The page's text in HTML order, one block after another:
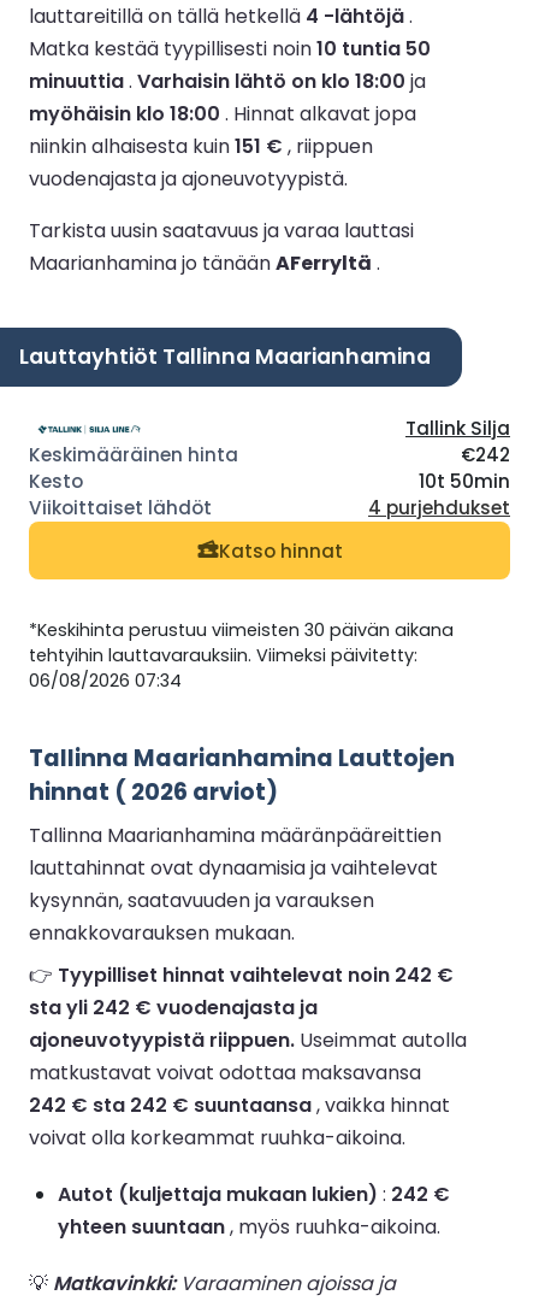
lauttareitillä on tällä hetkellä 4 -lähtöjä.
Matka kestää tyypillisesti noin10 tuntia 50
minuuttia. Varhaisin lähtö on klo 18:00 ja
myöhäisin klo 18:00 . Hinnat alkavat jopa
niinkin alhaisesta kuin151 € , riippuen
vuodenajasta ja ajoneuvotyypistä.
Tarkista uusin saatavuus ja varaa lauttasi
Maarianhamina jo tänäänAFerryltä .
Lauttayhtiöt Tallinna Maarianhamina
Tallink Silja
€242
10t 50min
4 purjehdukset
Katso hinnat
*Keskihinta perustuu viimeisten 30 päivän aikana
tehtyihin lauttavarauksiin. Viimeksi päivitetty:
06/08/2026 07:34
Tallinna Maarianhamina Lauttojen
hinnat ( 2026 arviot)
Tallinna Maarianhamina määränpääreittien
lauttahinnat ovat dynaamisia ja vaihtelevat
kysynnän, saatavuuden ja varauksen
ennakkovarauksen mukaan.
👉 Tyypilliset hinnat vaihtelevat noin 242 €
sta yli 242 € vuodenajasta ja
ajoneuvotyypistä riippuen. Useimmat autolla
matkustavat voivat odottaa maksavansa
242 € sta 242 € suuntaansa, vaikka hinnat
voivat olla korkeammat ruuhka-aikoina.
Autot (kuljettaja mukaan lukien) : 242 €
yhteen suuntaan, myös ruuhka-aikoina.
💡 Matkavinkki:Varaaminen ajoissa ja